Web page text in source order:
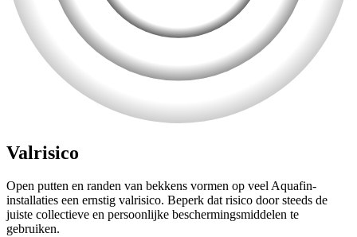
Valrisico
Open putten en randen van bekkens vormen op veel Aquafin-
installaties een ernstig valrisico. Beperk dat risico door steeds de
juiste collectieve en persoonlijke beschermingsmiddelen te
gebruiken.